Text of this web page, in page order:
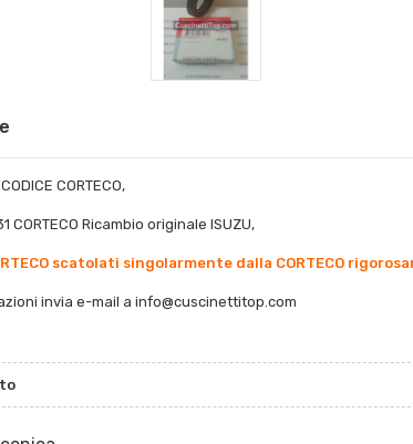
CORTECO,
CORTECO Ricambio originale ISUZU,
scatolati singolarmente dalla CORTECO
invia e-mail a info@cuscinettitop.com